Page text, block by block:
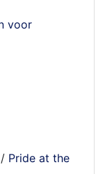
voor
/ Pride at the